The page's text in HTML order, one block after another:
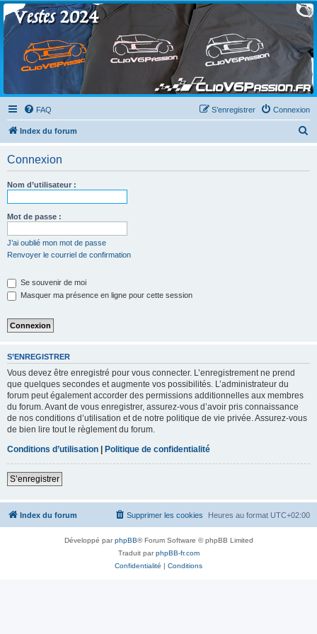
Clio V6 Passion
Le site français des passionnés de Clio V6
FAQ Connexion
S’enregistrer
Index du forum
Connexion
Nom d’utilisateur :
Mot de passe :
J’ai oublié mon mot de passe
Renvoyer le courriel de confirmation
Se souvenir de moi
Masquer ma présence en ligne pour cette session
S’ENREGISTRER
Vous devez être enregistré pour vous connecter. L’enregistrement ne prend
que quelques secondes et augmente vos possibilités. L’administrateur du
forum peut également accorder des permissions additionnelles aux membres
du forum. Avant de vous enregistrer, assurez-vous d’avoir pris connaissance
de nos conditions d’utilisation et de notre politique de vie privée. Assurez-vous
de bien lire tout le règlement du forum.
Conditions d’utilisation
Politique de confidentialité
S’enregistrer
Index du forum Heures au format UTC+02:00
Supprimer les cookies
Développé parphpBB® Forum Software © phpBB Limited
Traduit parphpBB-fr.com
Confidentialité | Conditions